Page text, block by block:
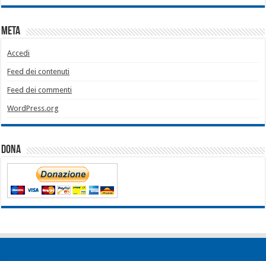
Meta
Accedi
Feed dei contenuti
Feed dei commenti
WordPress.org
Dona